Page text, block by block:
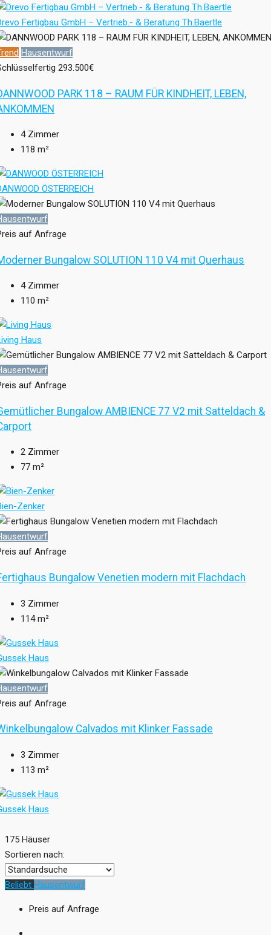
Fertigbau GmbH – Vertrieb.- & Beratung Th.Baertle
Hausentwurf
293.500€
PARK 118 – RAUM FÜR KINDHEIT, LEBEN,
4 Zimmer
118 m²
ÖSTERREICH
auf Anfrage
Bungalow SOLUTION 110 V4 mit Querhaus
4 Zimmer
110 m²
Haus
auf Anfrage
Bungalow AMBIENCE 77 V2 mit Satteldach &
2 Zimmer
77 m²
Zenker
auf Anfrage
Bungalow Venetien modern mit Flachdach
3 Zimmer
114 m²
Haus
auf Anfrage
Calvados mit Klinker Fassade
3 Zimmer
113 m²
Haus
175 Häuser
Sortieren nach:
Beliebt Hausentwurf
Preis auf Anfrage